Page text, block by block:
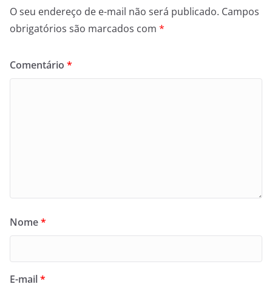
O seu endereço de e-mail não será publicado. Campos
obrigatórios são marcados com *
Comentário *
Nome*
E-mail*